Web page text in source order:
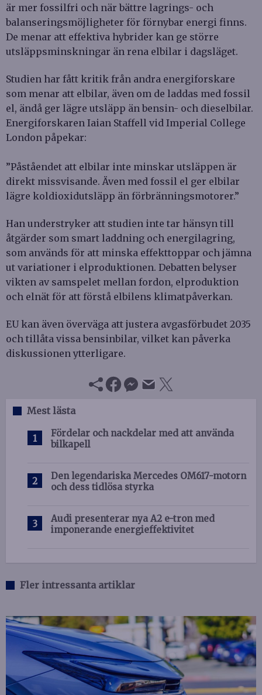
är mer fossilfri och när bättre lagrings- och
balanseringsmöjligheter för förnybar energi finns.
De menar att effektiva hybrider kan ge större
utsläppsminskningar än rena elbilar i dagsläget.
Studien har fått kritik från andra energiforskare
som menar att elbilar, även om de laddas med fossil
el, ändå ger lägre utsläpp än bensin- och dieselbilar.
Energiforskaren Iaian Staffell vid Imperial College
London påpekar:
”Påståendet att elbilar inte minskar utsläppen är
direkt missvisande. Även med fossil el ger elbilar
lägre koldioxidutsläpp än förbränningsmotorer.”
Han understryker att studien inte tar hänsyn till
åtgärder som smart laddning och energilagring,
som används för att minska effekttoppar och jämna
ut variationer i elproduktionen. Debatten belyser
vikten av samspelet mellan fordon, elproduktion
och elnät för att förstå elbilens klimatpåverkan.
EU kan även överväga att justera avgasförbudet 2035
och tillåta vissa bensinbilar, vilket kan påverka
diskussionen ytterligare.
Mest lästa
Fördelar och nackdelar med att använda
bilkapell
Den legendariska Mercedes OM617-motorn
och dess tidlösa styrka
Audi presenterar nya A2 e-tron med
imponerande energieffektivitet
Fler intressanta artiklar